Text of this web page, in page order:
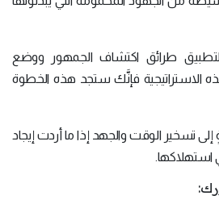
طرائق اكتشاف الجمهور ووضع
الاستراتيجية فإنَّك ستجد هذه الخطوة
تسخير الوقت والجهد إذا ما أردت إيجاد